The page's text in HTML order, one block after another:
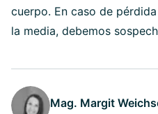
cuerpo. En caso de
la media, debemos
Mag. Margit